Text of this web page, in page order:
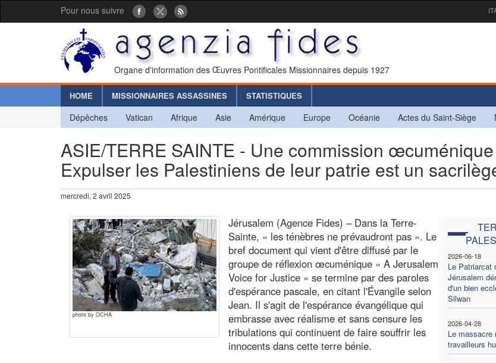
Pour nous suivre
Organe d'information des Œuvres Pontificales Missionnaires depuis 1927
HOME MISSIONNAIRES ASSASSINES STATISTIQUES
Dépêches Vatican Afrique Asie Amérique Europe Océanie Actes du Saint-Siège
ASIE/TERRE SAINTE - Une commission
Expulser les Palestiniens de leur patrie est un
mercredi, 2 avril 2025
photo by OCHA
2026-06-18
Le Patriarcat
Jérusalem
d'un bien
Silwan
2026-04-28
Le massacre
travailleurs
Jérusalem (Agence Fides) – Dans la Terre-
Sainte, « les ténèbres ne prévaudront pas ». Le
bref document qui vient d'être diffusé par le
groupe de réflexion œcuménique « A Jerusalem
Voice for Justice » se termine par des paroles
d'espérance pascale, en citant l'Évangile selon
Jean. Il s'agit de l'espérance évangélique qui
embrasse avec réalisme et sans censure les
tribulations qui continuent de faire souffrir les
innocents dans cette terre bénie.